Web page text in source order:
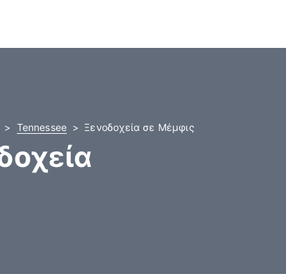
Tennessee Ξενοδοχεία σε Μέμφις